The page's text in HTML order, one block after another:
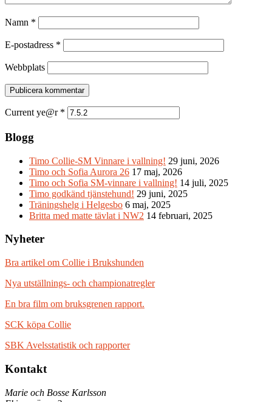
Namn *
E-postadress *
Webbplats
Current ye@r *
Blogg
Timo Collie-SM Vinnare i vallning! 29 juni, 2026
Timo och Sofia Aurora 26 17 maj, 2026
Timo och Sofia SM-vinnare i vallning! 14 juli, 2025
Timo godkänd tjänstehund! 29 juni, 2025
Träningshelg i Helgesbo 6 maj, 2025
Britta med matte tävlat i NW2 14 februari, 2025
Nyheter
Bra artikel om Collie i Brukshunden
Nya utställnings- och championatregler
En bra film om bruksgrenen rapport.
SCK köpa Collie
SBK Avelsstatistik och rapporter
Kontakt
Marie och Bosse Karlsson